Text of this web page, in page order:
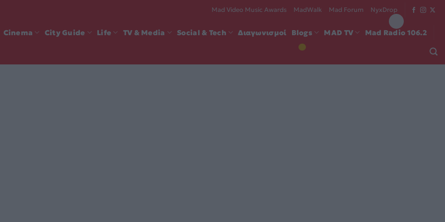
Mad Video Music Awards MadWalk Mad Forum NyxDrop
Cinema City Guide Life TV & Media Social & Tech Διαγωνισμοί Blogs MAD TV Mad Radio 106.2